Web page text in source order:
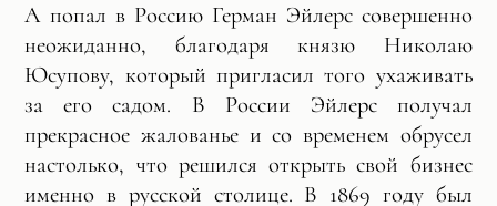
А попал в Россию Герман Эйлерс совершенно
неожиданно, благодаря князю Николаю
Юсупову, который пригласил того ухаживать
за его садом. В России Эйлерс получал
прекрасное жалованье и со временем обрусел
настолько, что решился открыть свой бизнес
именно в русской столице. В 1869 году был